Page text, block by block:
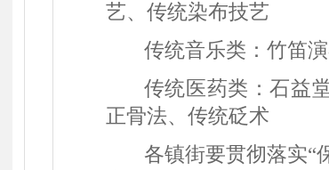
艺、传统染布技艺
传统音乐类：竹笛
传统医药类：石益
正骨法、传统砭术
各镇街要贯彻落实“